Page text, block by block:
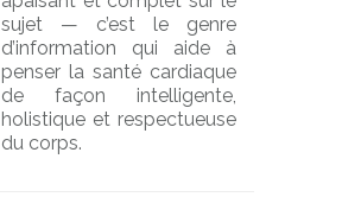
sujet — c’est le genre
d’information qui aide à
penser la santé cardiaque
de façon intelligente,
holistique et respectueuse
du corps.